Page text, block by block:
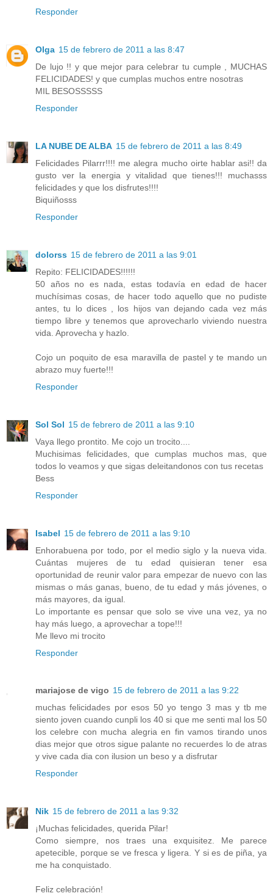
Responder
Olga 15 de febrero de 2011 a las 8:47
De lujo !! y que mejor para celebrar tu cumple , MUCHAS
FELICIDADES! y que cumplas muchos entre nosotras
MIL BESOSSSSS
Responder
LA NUBE DE ALBA 15 de febrero de 2011 a las 8:49
Felicidades Pilarrr!!!! me alegra mucho oirte hablar asi!! da
gusto ver la energia y vitalidad que tienes!!! muchasss
felicidades y que los disfrutes!!!!
Biquiñosss
Responder
dolorss 15 de febrero de 2011 a las 9:01
Repito: FELICIDADES!!!!!!
50 años no es nada, estas todavía en edad de hacer
muchísimas cosas, de hacer todo aquello que no pudiste
antes, tu lo dices , los hijos van dejando cada vez más
tiempo libre y tenemos que aprovecharlo viviendo nuestra
vida. Aprovecha y hazlo.
Cojo un poquito de esa maravilla de pastel y te mando un
abrazo muy fuerte!!!
Responder
Sol Sol 15 de febrero de 2011 a las 9:10
Vaya llego prontito. Me cojo un trocito....
Muchisimas felicidades, que cumplas muchos mas, que
todos lo veamos y que sigas deleitandonos con tus recetas
Bess
Responder
Isabel 15 de febrero de 2011 a las 9:10
Enhorabuena por todo, por el medio siglo y la nueva vida.
Cuántas mujeres de tu edad quisieran tener esa
oportunidad de reunir valor para empezar de nuevo con las
mismas o más ganas, bueno, de tu edad y más jóvenes, o
más mayores, da igual.
Lo importante es pensar que solo se vive una vez, ya no
hay más luego, a aprovechar a tope!!!
Me llevo mi trocito
Responder
mariajose de vigo 15 de febrero de 2011 a las 9:22
muchas felicidades por esos 50 yo tengo 3 mas y tb me
siento joven cuando cunpli los 40 si que me senti mal los 50
los celebre con mucha alegria en fin vamos tirando unos
dias mejor que otros sigue palante no recuerdes lo de atras
y vive cada dia con ilusion un beso y a disfrutar
Responder
Nik 15 de febrero de 2011 a las 9:32
¡Muchas felicidades, querida Pilar!
Como siempre, nos traes una exquisitez. Me parece
apetecible, porque se ve fresca y ligera. Y si es de piña, ya
me ha conquistado.
Feliz celebración!